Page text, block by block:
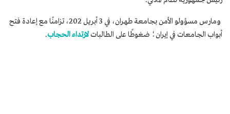
ومارس مسؤولو الأمن بجامعة طهران، في 3 أبريل 202، تزامنًا مع إعادة فتح
أبواب الجامعات في إيران؛ ضغوطًا على الطالباتلارتداء الحجاب.